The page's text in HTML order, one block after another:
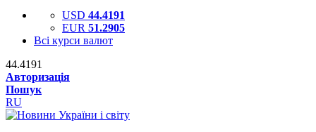
USD 44.4191
EUR 51.2905
Всі курси валют
44.4191
Авторизація
Пошук
RU